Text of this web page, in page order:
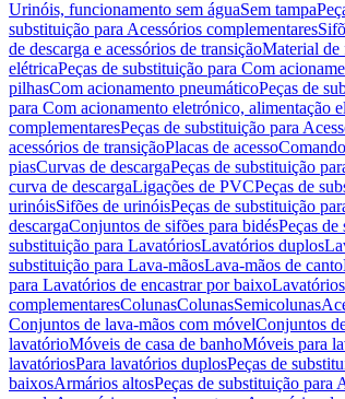
Urinóis, funcionamento sem águaSem tampa
substituição para Acessórios complementares
de descarga e acessórios de transiçãoMaterial de
elétricaPeças de substituição para Com
pilhasCom acionamento pneumáticoPeças de
para Com acionamento eletrónico, alimentação
complementaresPeças de substituição para
acessórios de transiçãoPlacas de acesso
piasCurvas de descargaPeças de substituição
curva de descargaLigações de PVCPeças de
urinóisSifões de urinóisPeças de substituição
descargaConjuntos de sifões para bidésPeças
substituição para LavatóriosLavatórios duplos
substituição para Lava-mãosLava-mãos de canto
para Lavatórios de encastrar por baixo
complementaresColunasColunasSemicolunas
Conjuntos de lava-mãos com móvelConjuntos
lavatórioMóveis de casa de banhoMóveis para
lavatóriosPara lavatórios duplosPeças de
baixosArmários altosPeças de substituição para